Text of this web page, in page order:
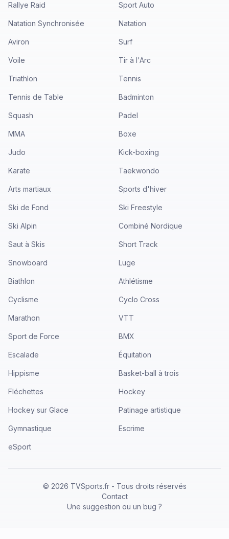
Rallye Raid Sport Auto
Natation Synchronisée Natation
Aviron Surf
Voile Tir à l'Arc
Triathlon Tennis
Tennis de Table Badminton
Squash Padel
MMA Boxe
Judo Kick-boxing
Karate Taekwondo
Arts martiaux Sports d'hiver
Ski de Fond Ski Freestyle
Ski Alpin Combiné Nordique
Saut à Skis Short Track
Snowboard Luge
Biathlon Athlétisme
Cyclisme Cyclo Cross
Marathon VTT
Sport de Force BMX
Escalade Équitation
Hippisme Basket-ball à trois
Fléchettes Hockey
Hockey sur Glace Patinage artistique
Gymnastique Escrime
eSport
© 2026 TVSports.fr - Tous droits réservés
Contact
Une suggestion ou un bug ?